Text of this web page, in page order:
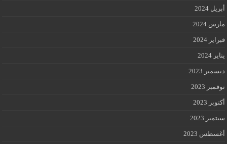
أبريل 2024
مارس 2024
فبراير 2024
يناير 2024
ديسمبر 2023
نوفمبر 2023
أكتوبر 2023
سبتمبر 2023
أغسطس 2023